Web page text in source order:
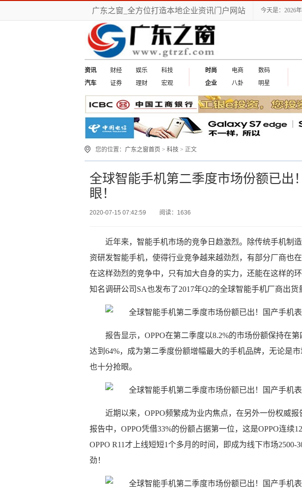
广东之窗_全方位打造本地企业资讯门户网站 今天是：2026
资讯 财经 娱乐
科技
汽车
证券 理财 宏观
时尚 电商
数码
企业
八卦 明星
您的位置： 广东之窗首页 > 科技 > 正文
全球智能手机第二季度市场份额已出
眼！
2020-07-15 07:42:59 阅读：1636
近年来，智能手机市场的竞争日趋激烈。除传统手机制
资研发智能手机，使得行业竞争越来越劲烈，有部分厂商也
在这样劲烈的竞争中，只有加大自身的实力，还能在这样的
知名调研公司SA也发布了2017年Q2的全球智能手机厂商出货
报告显示，OPPO在第二季度以8.2%的市场份额保持在
达到64%，成为第二季度份额增幅最大的手机品牌，无论是
也十分抢眼。
近期以来，OPPO频繁成为业内焦点，在另外一份权威
报告中，OPPO凭借33%的份额占据第一位，这是OPPO连续
OPPO R11才上线短短1个多月的时间，即成为线下市场2500-
劲！